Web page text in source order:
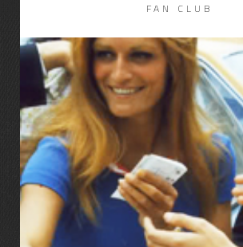
FAN CLUB
LIRE LA SUITE